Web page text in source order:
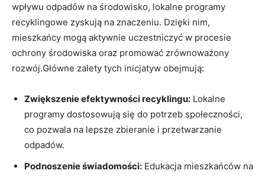
wpływu‍ odpadów na środowisko, lokalne programy
recyklingowe zyskują na znaczeniu. Dzięki nim,
mieszkańcy mogą aktywnie uczestniczyć w procesie⁣
ochrony środowiska oraz promować zrównoważony
rozwój.Główne zalety tych inicjatyw obejmują:
Zwiększenie efektywności recyklingu: Lokalne
⁤programy dostosowują się do potrzeb społeczności,
co pozwala na lepsze zbieranie i przetwarzanie
⁢odpadów.
Podnoszenie świadomości: Edukacja mieszkańców na